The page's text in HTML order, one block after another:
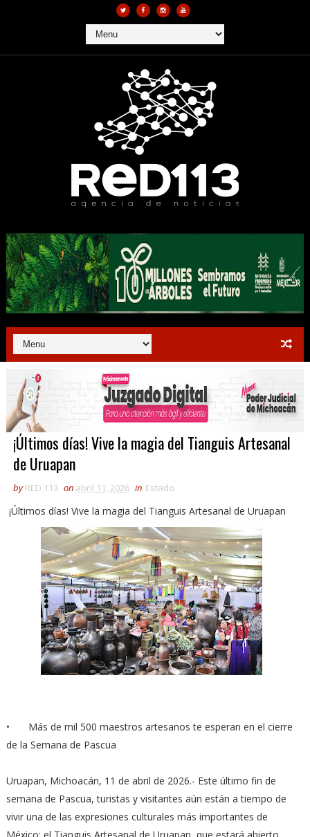
¡Últimos días! Vive la magia del Tianguis Artesanal
de Uruapan
by RED 113 on abril 11, 2026 in Estado
¡Últimos días! Vive la magia del Tianguis Artesanal de Uruapan
•
Más de mil 500 maestros artesanos te esperan en el cierre
de la Semana de Pascua
Uruapan, Michoacán, 11 de abril de 2026.- Este último fin de
semana de Pascua, turistas y visitantes aún están a tiempo de
vivir una de las expresiones culturales más importantes de